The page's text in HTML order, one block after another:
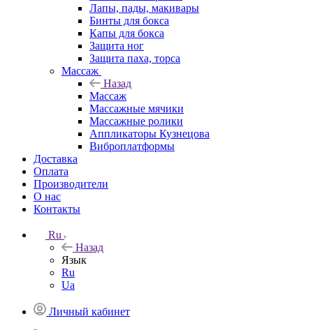
Лапы, пады, макивары
Бинты для бокса
Капы для бокса
Защита ног
Защита паха, торса
Массаж
Назад
Массаж
Массажные мячики
Массажные ролики
Аппликаторы Кузнецова
Виброплатформы
Доставка
Оплата
Производители
О нас
Контакты
Ru
Назад
Язык
Ru
Ua
Личный кабинет